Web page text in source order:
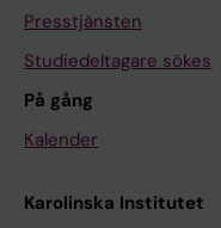
Presstjänsten
Studiedeltagare sökes
På gång
Kalender
Karolinska Institutet